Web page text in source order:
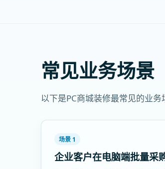
常见业务场景
以下是PC商城装修最常见的业
场景 1
企业客户在电脑端批量采